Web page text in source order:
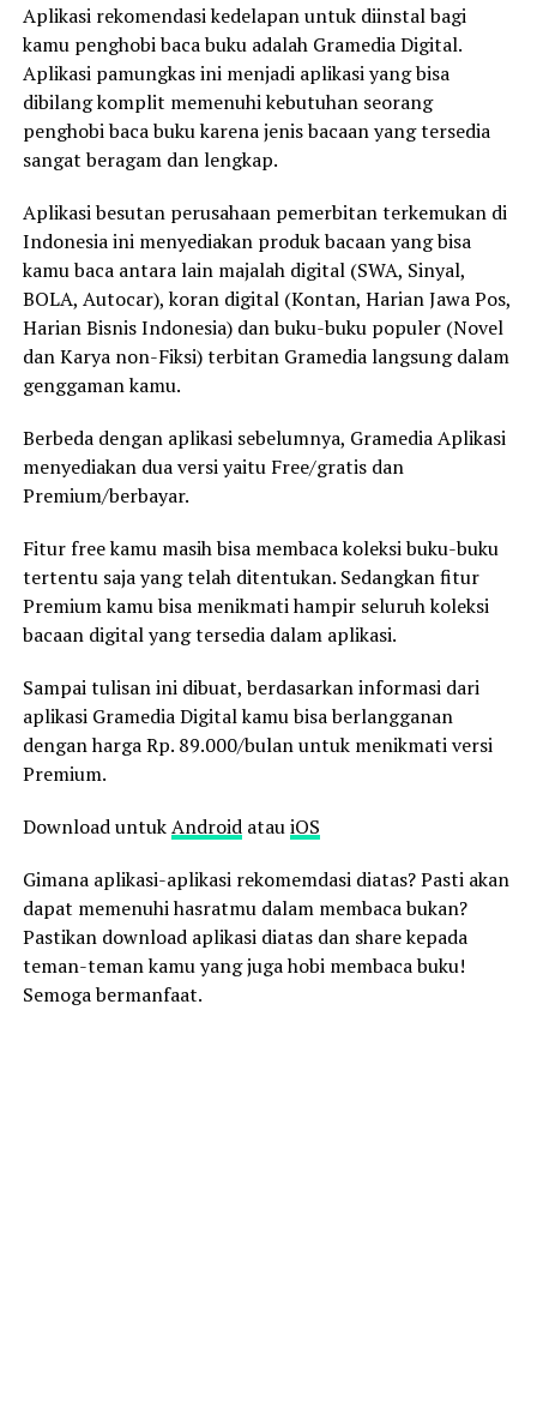
Aplikasi rekomendasi kedelapan untuk diinstal bagi
kamu penghobi baca buku adalah Gramedia Digital.
Aplikasi pamungkas ini menjadi aplikasi yang bisa
dibilang komplit memenuhi kebutuhan seorang
penghobi baca buku karena jenis bacaan yang tersedia
sangat beragam dan lengkap.
Aplikasi besutan perusahaan pemerbitan terkemukan di
Indonesia ini menyediakan produk bacaan yang bisa
kamu baca antara lain majalah digital (SWA, Sinyal,
BOLA, Autocar), koran digital (Kontan, Harian Jawa Pos,
Harian Bisnis Indonesia) dan buku-buku populer (Novel
dan Karya non-Fiksi) terbitan Gramedia langsung dalam
genggaman kamu.
Berbeda dengan aplikasi sebelumnya, Gramedia Aplikasi
menyediakan dua versi yaitu Free/gratis dan
Premium/berbayar.
Fitur free kamu masih bisa membaca koleksi buku-buku
tertentu saja yang telah ditentukan. Sedangkan fitur
Premium kamu bisa menikmati hampir seluruh koleksi
bacaan digital yang tersedia dalam aplikasi.
Sampai tulisan ini dibuat, berdasarkan informasi dari
aplikasi Gramedia Digital kamu bisa berlangganan
dengan harga Rp. 89.000/bulan untuk menikmati versi
Premium.
Download untukAndroidatauiOS
Gimana aplikasi-aplikasi rekomemdasi diatas? Pasti akan
dapat memenuhi hasratmu dalam membaca bukan?
Pastikan download aplikasi diatas dan share kepada
teman-teman kamu yang juga hobi membaca buku!
Semoga bermanfaat.